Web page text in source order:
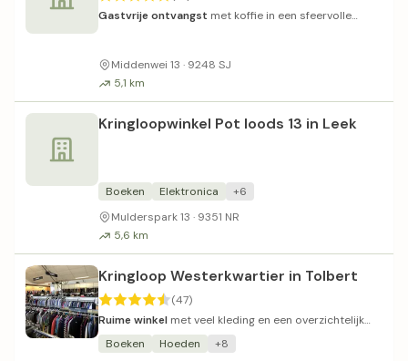
Gastvrije ontvangst met koffie in een sfeervolle
Middenwei 13 · 9248 SJ
5,1 km
Kringloopwinkel Pot loods 13 in Leek
Boeken Elektronica
+6
Mulderspark 13 · 9351 NR
5,6 km
Kringloop Westerkwartier in Tolbert
(47)
Ruime winkel met veel kleding en een overzichtelijk
serviesgedeelte.
Boeken Hoeden
+8